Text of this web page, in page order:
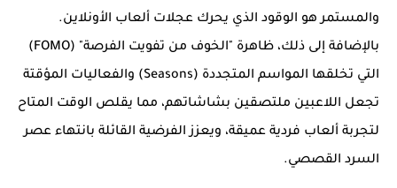
والمستمر هو الوقود الذي يحرك عجلات ألعاب الأونلاين.
بالإضافة إلى ذلك، ظاهرة "الخوف من تفويت الفرصة" (FOMO)
التي تخلقها المواسم المتجددة (Seasons) والفعاليات المؤقتة
تجعل اللاعبين ملتصقين بشاشاتهم، مما يقلص الوقت المتاح
لتجربة ألعاب فردية عميقة، ويعزز الفرضية القائلة بانتهاء عصر
السرد القصصي.